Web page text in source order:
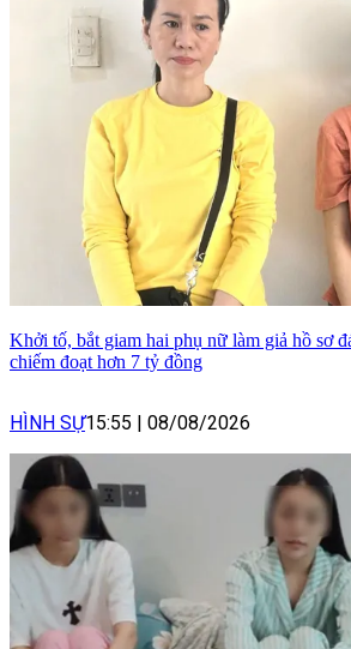
Khởi tố, bắt giam hai phụ nữ làm giả hồ sơ
chiếm đoạt hơn 7 tỷ đồng
HÌNH SỰ15:55 08/08/2026